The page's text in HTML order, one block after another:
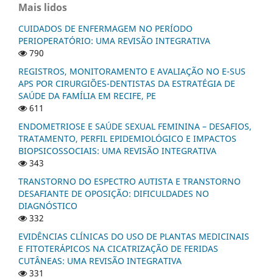
Mais lidos
CUIDADOS DE ENFERMAGEM NO PERÍODO
PERIOPERATÓRIO: UMA REVISÃO INTEGRATIVA
790
REGISTROS, MONITORAMENTO E AVALIAÇÃO NO E-SUS
APS POR CIRURGIÕES-DENTISTAS DA ESTRATÉGIA DE
SAÚDE DA FAMÍLIA EM RECIFE, PE
611
ENDOMETRIOSE E SAÚDE SEXUAL FEMININA – DESAFIOS,
TRATAMENTO, PERFIL EPIDEMIOLÓGICO E IMPACTOS
BIOPSICOSSOCIAIS: UMA REVISÃO INTEGRATIVA
343
TRANSTORNO DO ESPECTRO AUTISTA E TRANSTORNO
DESAFIANTE DE OPOSIÇÃO: DIFICULDADES NO
DIAGNÓSTICO
332
EVIDÊNCIAS CLÍNICAS DO USO DE PLANTAS MEDICINAIS
E FITOTERÁPICOS NA CICATRIZAÇÃO DE FERIDAS
CUTÂNEAS: UMA REVISÃO INTEGRATIVA
331